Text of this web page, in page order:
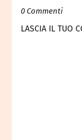
0 Commenti
LASCIA IL TUO